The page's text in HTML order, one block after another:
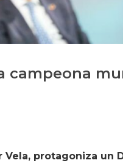
Biblioteca
Sede Social
campeona
protagoniza un